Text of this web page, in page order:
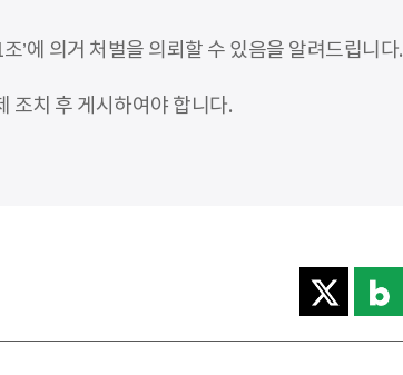
’에 의거 처벌을 의뢰할 수 있음을 알려드립니다.
조치 후 게시하여야 합니다.